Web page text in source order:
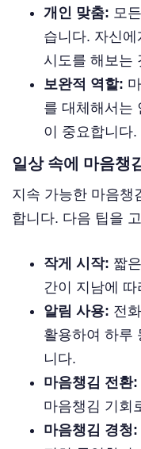
개인 맞춤: 모
습니다. 자신
시도를 해보는
보완적 역할:
를 대체해서는
이 중요합니다.
일상 속에 마음챙
지속 가능한 마음챙
합니다. 다음 팁을
작게 시작: 짧
간이 지남에
알림 사용: 전
활용하여 하루
니다.
마음챙김 전환:
마음챙김 기회
마음챙김 경청: